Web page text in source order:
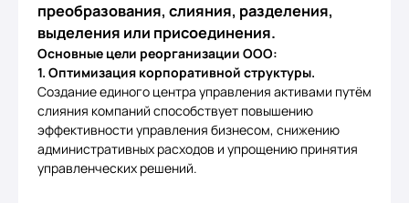
преобразования, слияния, разделения,
выделения или присоединения.
Основные цели реорганизации ООО:
1. Оптимизация корпоративной структуры.
Создание единого центра управления активами путём
слияния компаний способствует повышению
эффективности управления бизнесом, снижению
административных расходов и упрощению принятия
управленческих решений.